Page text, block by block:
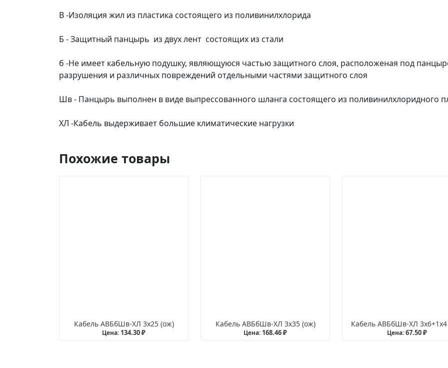
В -Изоляция жил из пластика состоящего из поливинилхлорида
Б - Защитный панцырь из двух лент состоящих из стали
б -Не имеет кабельную подушку, являющуюся частью защитного слоя, расположеная под
разрушения и различных повреждений отдельными частями защитного слоя
Шв - Панцырь выполнен в виде выпрессованного шланга состоящего из поливинилхлоридного
ХЛ -Кабель выдерживает большие климатические нагрузки
Похожие товары
Кабель АВБбШв-ХЛ 3х25 (ож)
Цена: 134.30 ₽
Кабель АВБбШв-ХЛ 3х35 (ож)
Цена: 168.46 ₽
Кабель АВБбШв-ХЛ
Цена:67.50 ₽